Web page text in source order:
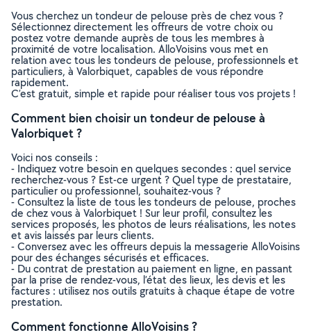
Vous cherchez un tondeur de pelouse près de chez vous ?
Sélectionnez directement les offreurs de votre choix ou
postez votre demande auprès de tous les membres à
proximité de votre localisation. AlloVoisins vous met en
relation avec tous les tondeurs de pelouse, professionnels et
particuliers, à Valorbiquet, capables de vous répondre
rapidement.
C’est gratuit, simple et rapide pour réaliser tous vos projets !
Comment bien choisir un tondeur de pelouse à
Valorbiquet ?
Voici nos conseils :
- Indiquez votre besoin en quelques secondes : quel service
recherchez-vous ? Est-ce urgent ? Quel type de prestataire,
particulier ou professionnel, souhaitez-vous ?
- Consultez la liste de tous les tondeurs de pelouse, proches
de chez vous à Valorbiquet ! Sur leur profil, consultez les
services proposés, les photos de leurs réalisations, les notes
et avis laissés par leurs clients.
- Conversez avec les offreurs depuis la messagerie AlloVoisins
pour des échanges sécurisés et efficaces.
- Du contrat de prestation au paiement en ligne, en passant
par la prise de rendez-vous, l’état des lieux, les devis et les
factures : utilisez nos outils gratuits à chaque étape de votre
prestation.
Comment fonctionne AlloVoisins ?